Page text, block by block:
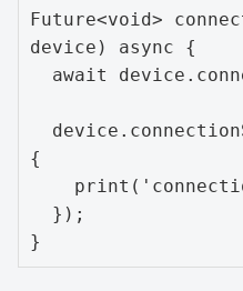
Future<void>
device) async {
{